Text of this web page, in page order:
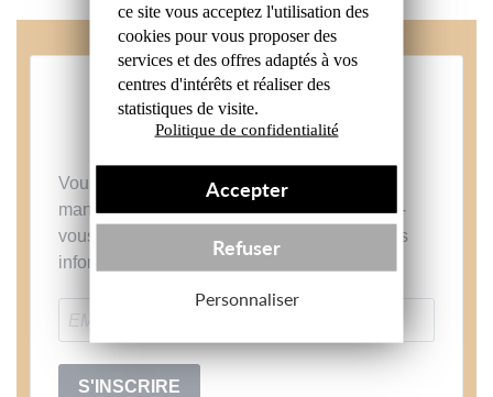
NEWSLETTER
Vous aimez nos projets et nos produits ? Ne
manquez plus aucune nouveauté ! Inscrivez-
vous à notre newsletter et soyez les premiers
informés.
S'INSCRIRE
ce sitevous acceptez l'utilisation des
cookiespour vous proposer des
services et des offresadaptés à vos
centres d'intérêts et réaliserdes
statistiques de visite.
Politique de confidentialité
Accepter
Refuser
Personnaliser